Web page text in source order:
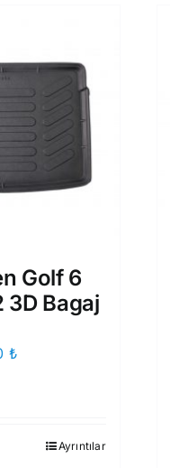
Golf 6
Bagaj
₺
Ayrıntılar